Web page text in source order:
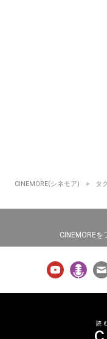
CINEMORE(シネモア) タ
CINEMORE